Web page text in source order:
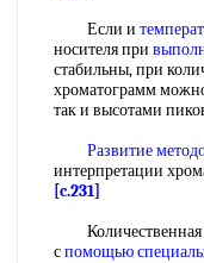
Если и
носителя при
стабильны, при
хроматограмм
так и высотами
Развитие
интерпретации
[c.231]
Количественная
спомощью